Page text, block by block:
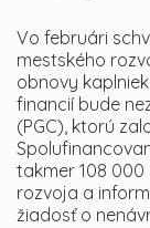
Vo februári
mestského
obnovy
financií bude
(PGC), ktorú
takmer 108 000
rozvoja a
žiadosť o